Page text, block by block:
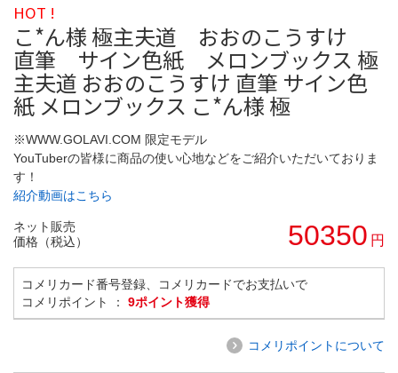
HOT !
こ*ん様 極主夫道 おおのこうすけ
直筆 サイン色紙 メロンブックス 極
主夫道 おおのこうすけ 直筆 サイン色
紙 メロンブックス こ*ん様 極
※WWW.GOLAVI.COM 限定モデル
YouTuberの皆様に商品の使い心地などをご紹介いただいておりま
す！
紹介動画はこちら
ネット販売
価格（税込）
50350 円
コメリカード番号登録、コメリカードでお支払いで
コメリポイント ： 9ポイント獲得
コメリポイントについて